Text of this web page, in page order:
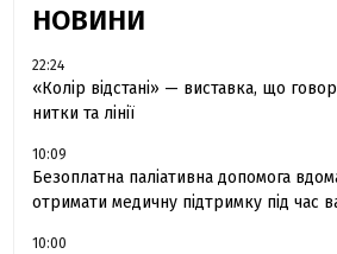
НОВИНИ
22:24
«Колір відстані» — виставка, що
нитки та лінії
10:09
Безоплатна паліативна допомога
отримати медичну підтримку під час
10:00